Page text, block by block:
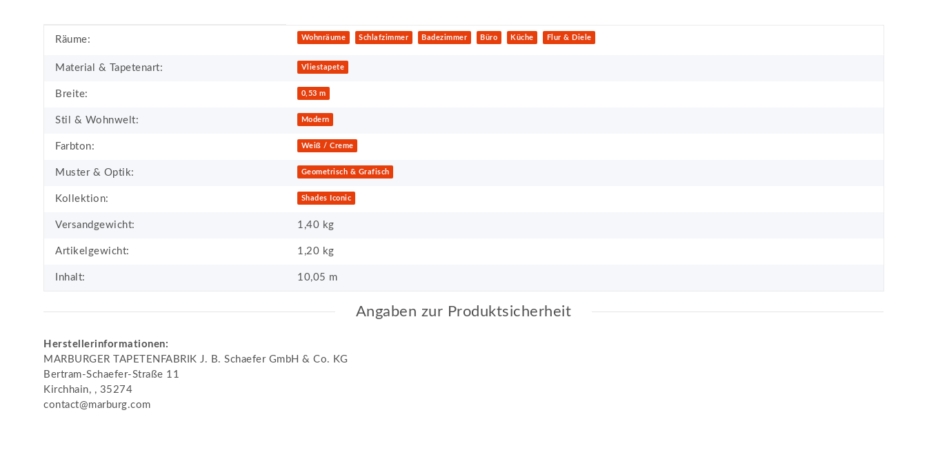
Produkteigenschaft
Wert
Räume: Wohnräume Schlafzimmer Badezimmer Büro Küche Flur & Diele
Material & Tapetenart: Vliestapete
Breite: 0,53 m
Stil & Wohnwelt: Modern
Farbton: Weiß / Creme
Muster & Optik: Geometrisch & Grafisch
Kollektion: Shades Iconic
Versandgewicht: 1,40 kg
Artikelgewicht: 1,20 kg
Inhalt: 10,05 m
Angaben zur Produktsicherheit
Herstellerinformationen:
MARBURGER TAPETENFABRIK J. B. Schaefer GmbH & Co. KG
Bertram-Schaefer-Straße 11
Kirchhain, , 35274
contact@marburg.com